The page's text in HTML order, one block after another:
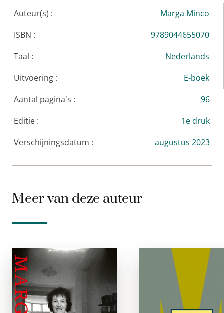
Auteur(s) :
Marga Minco
ISBN :
9789044655070
Taal :
Nederlands
Uitvoering :
E-boek
Aantal pagina's :
96
Editie :
1e druk
Verschijningsdatum :
augustus 2023
Meer van deze auteur
Verzameld
Achter
e-boek